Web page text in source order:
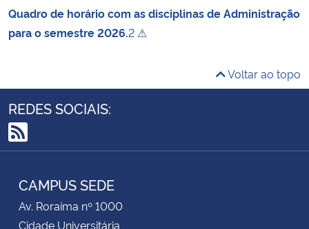
Quadro de horário com as disciplinas de Administração
para o semestre 2026.2 ⚠
Voltar ao topo
REDES SOCIAIS:
RSS
CAMPUS SEDE
Av. Roraima nº 1000
Cidade Universitária